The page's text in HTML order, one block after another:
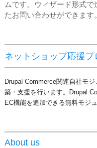
ムです。ウィザード形式
たお問い合わせができます。
ネットショップ応援プ
Drupal Commerce関連自社モ
築・支援を行います。Drupal
EC機能を追加できる無料モジュ
About us